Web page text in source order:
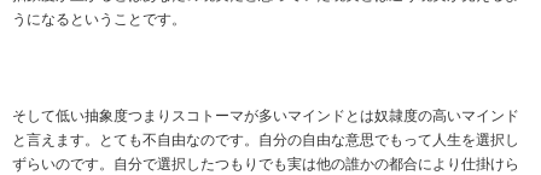
うになるということです。
そして低い抽象度つまりスコトーマが多いマインドとは奴隷度の高いマインド
と言えます。とても不自由なのです。自分の自由な意思でもって人生を選択し
ずらいのです。自分で選択したつもりでも実は他の誰かの都合により仕掛けら